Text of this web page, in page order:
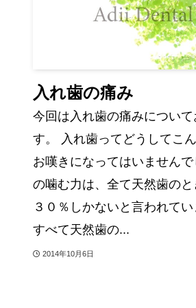
入れ歯の痛み
今回は入れ歯の痛みについ
す。 入れ歯ってどうしてこ
お嘆きになってはいません
の噛む力は、全て天然歯の
３０％しかないと言われて
すべて天然歯の...
2014年10月6日